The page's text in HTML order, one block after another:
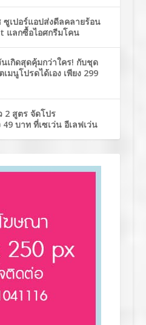
เปอร์แอปส่งดีลคลายร้อน
แลกซื้อไอศกรีมโคน
เกิดสุดคุ้มกว่าใคร! กับชุด
เมนูโปรดได้เอง เพียง 299
2 สูตร จัดโปร
49 บาท ที่เซเว่น อีเลฟเว่น